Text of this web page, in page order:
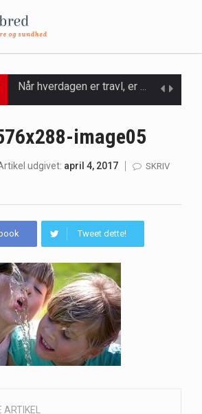
Et spaophold er ofte synonymt med afslapning, forkælelse og tid til at lade batterierne op,…
Airfryere har taget verden med storm med deres løfte om at tilberede sprøde og lækre…
image05
udgivet: april 4, 2017
SKRIV
Tweet dette!
ARTIKEL